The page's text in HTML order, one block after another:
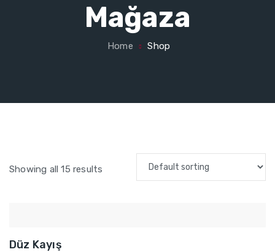
Mağaza
Home Shop
Showing all 15 results
Düz Kayış